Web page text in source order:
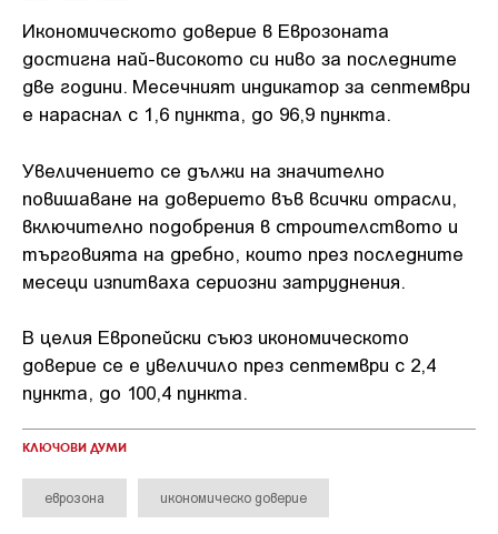
Икономическото доверие в Еврозоната
достигна най-високото си ниво за последните
две години. Месечният индикатор за септември
е нараснал с 1,6 пункта, до 96,9 пункта.
Увеличението се дължи на значително
повишаване на доверието във всички отрасли,
включително подобрения в строителството и
търговията на дребно, които през последните
месеци изпитваха сериозни затруднения.
В целия Европейски съюз икономическото
доверие се е увеличило през септември с 2,4
пункта, до 100,4 пункта.
КЛЮЧОВИ ДУМИ
еврозона икономическо доверие